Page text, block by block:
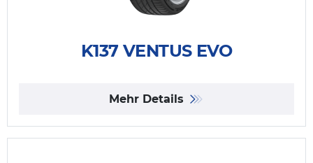
K137 VENTUS EVO
Mehr Details